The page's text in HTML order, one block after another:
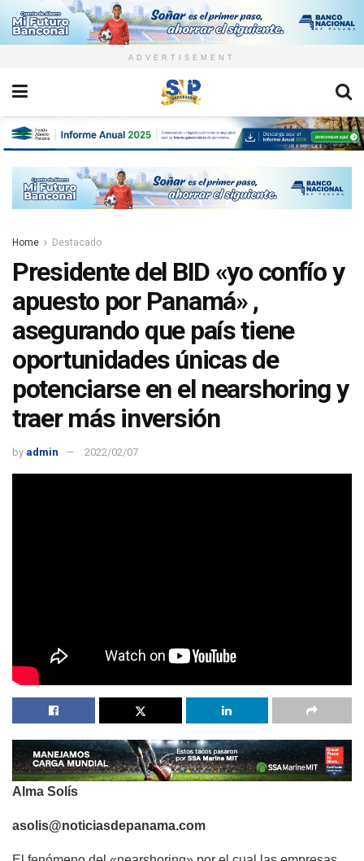
ADVERTISEMENT
Home Destacado
Presidente del BID «yo confío y
apuesto por Panamá» ,
asegurando que país tiene
oportunidades únicas de
potenciarse en el nearshoring y
traer más inversión
by admin 2022/02/07
Alma Solís
asolis@noticiasdepanama.com